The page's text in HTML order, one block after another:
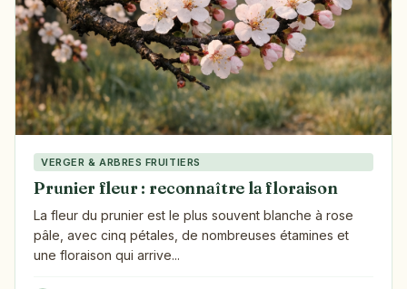
VERGER & ARBRES FRUITIERS
Prunier fleur : reconnaître la floraison
La fleur du prunier est le plus souvent blanche à rose
pâle, avec cinq pétales, de nombreuses étamines et
une floraison qui arrive...